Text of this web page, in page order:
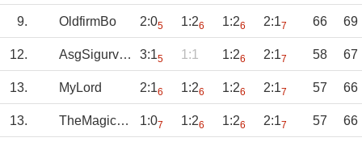
9. OldfirmBo 2:05 1:26 1:26 2:17 66 69
12. AsgSigurvinsson 3:15 1:1 1:26 2:17 58 67
13. MyLord 2:16 1:26 1:26 2:17 57 66
13. TheMagicEye 1:07 1:26 1:26 2:17 57 66